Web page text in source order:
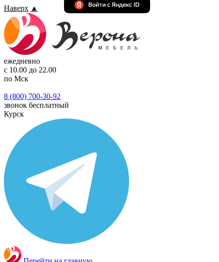
Наверх ▲
ежедневно
с 10.00 до 22.00
по Мск
8 (800) 700-30-92
звонок бесплатный
Курск